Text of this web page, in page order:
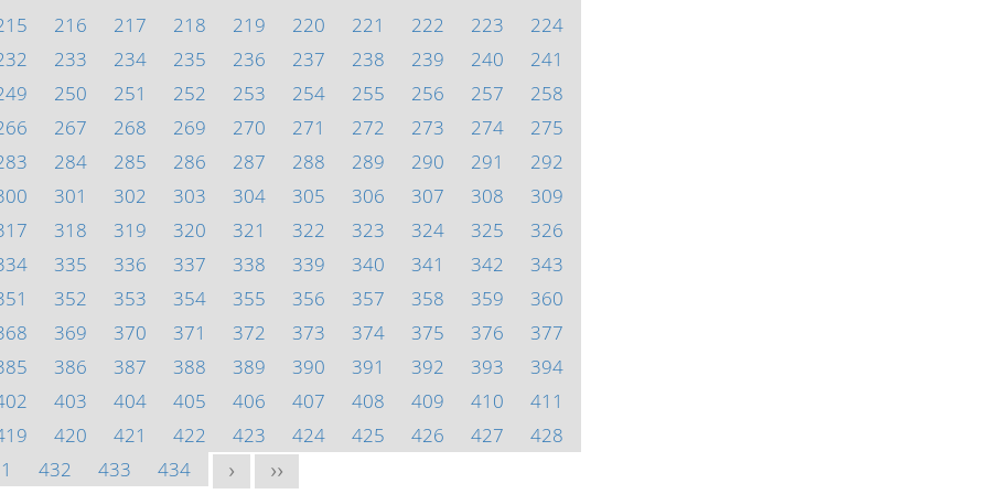
216 217 218 219 220 221 222 223
224
233 234 235 236 237 238 239 240
241
250 251 252 253 254 255 256 257
258
267 268 269 270 271 272 273 274
275
284 285 286 287 288 289 290 291
292
301 302 303 304 305 306 307 308
309
318 319 320 321 322 323 324 325
326
335 336 337 338 339 340 341 342
343
352 353 354 355 356 357 358 359
360
369 370 371 372 373 374 375 376
377
386 387 388 389 390 391 392 393
394
403 404 405 406 407 408 409 410
411
420 421 422 423 424 425 426 427
428
432 433 434 > >>